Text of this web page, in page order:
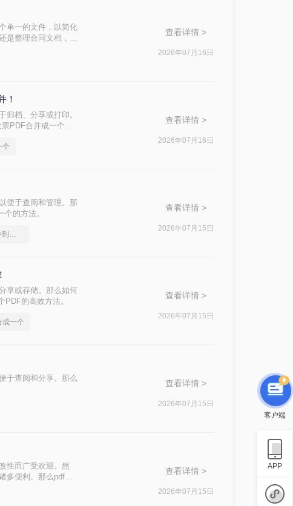
单一的文件，以简化
是整理合同文档，掌
查看详情 >
2026年07月16日
！
档、分享或打印。
PDF合并成一个文
个
查看详情 >
2026年07月16日
便于查阅和管理。那
的方法。
pdf格式的文件怎么合并到一个里面
查看详情 >
2026年07月15日
享或存储。那么如何
的高效方法。
成一个
查看详情 >
2026年07月15日
于查阅和分享。那么
查看详情 >
2026年07月15日
性而广受欢迎。然
多便利。那么pdf如
查看详情 >
2026年07月15日
客户端
APP